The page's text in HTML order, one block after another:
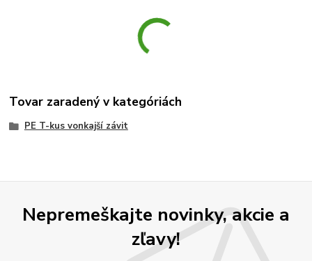
Tovar zaradený v kategóriách
PE T-kus vonkajší závit
Nepremeškajte novinky, akcie a
zľavy!